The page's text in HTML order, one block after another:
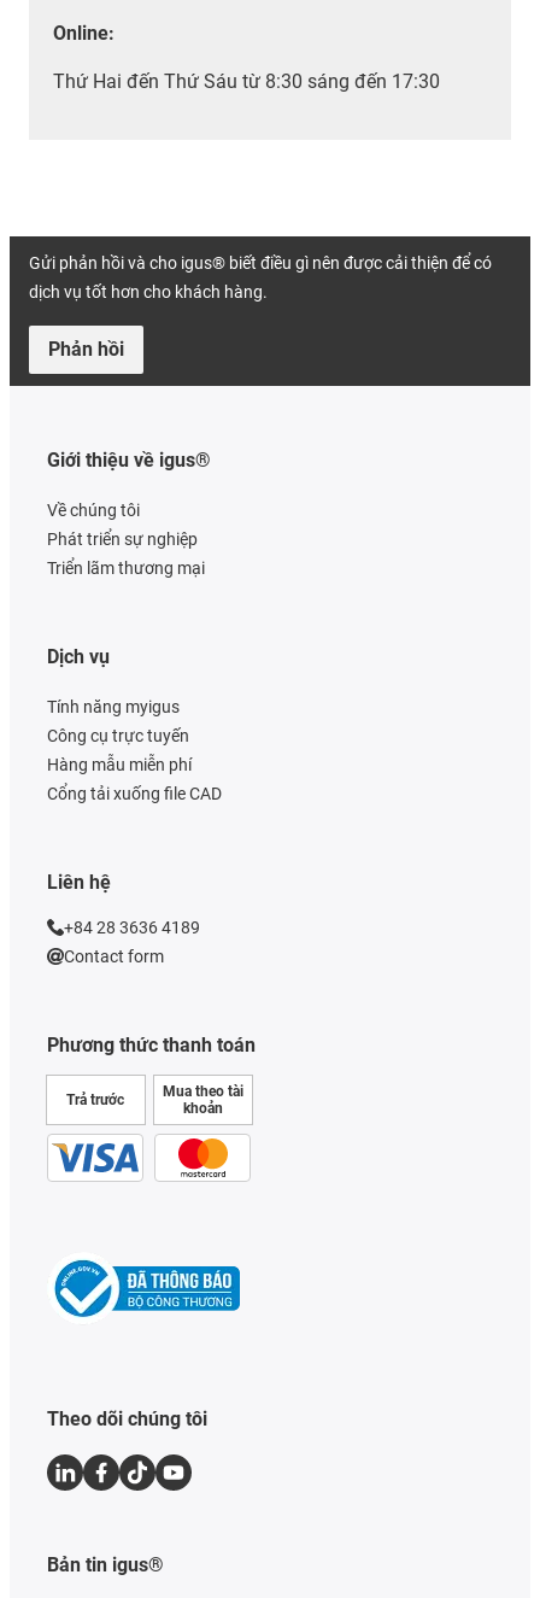
Online:
Thứ Hai đến Thứ Sáu từ 8:30 sáng đến 17:30
Gửi phản hồi và cho igus® biết điều gì nên được cải thiện để có
dịch vụ tốt hơn cho khách hàng.
Phản hồi
Giới thiệu về igus®
Về chúng tôi
Phát triển sự nghiệp
Triển lãm thương mại
Phương thức thanh toán
Trả trước
Mua theo tài
khoản
Dịch vụ
Tính năng myigus
Công cụ trực tuyến
Hàng mẫu miễn phí
Cổng tải xuống file CAD
Liên hệ
+84 28 3636 4189
Contact form
Theo dõi chúng tôi
Bản tin igus®